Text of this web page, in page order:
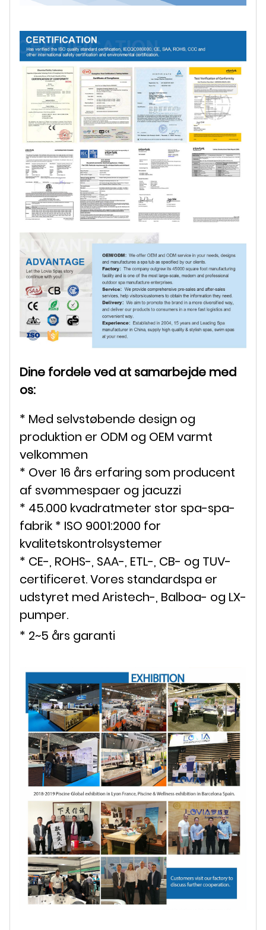
Dine fordele ved at samarbejde med
os:
* Med selvstøbende design og
produktion er ODM og OEM varmt
velkommen
* Over 16 års erfaring som producent
af svømmespaer og jacuzzi
* 45.000 kvadratmeter stor spa-spa-
fabrik * ISO 9001:2000 for
kvalitetskontrolsystemer
* CE-, ROHS-, SAA-, ETL-, CB- og TUV-
certificeret. Vores standardspa er
udstyret med Aristech-, Balboa- og LX-
pumper.
* 2~5 års garanti